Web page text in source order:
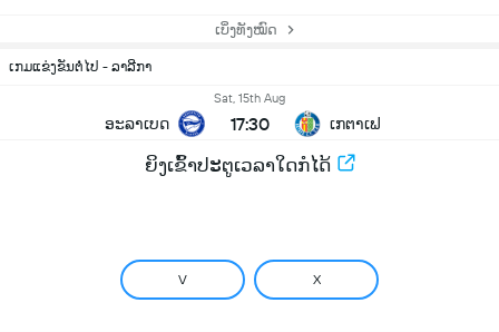
ເບິ່ງທັງໝົດ
ເກມແຂ່ງຂັນຕໍ່ໄປ - ລາລີກາ
ອະລາເບດ
Sat, 15th Aug
17:30 ເກຕາເຟ
ຍິງເຂົ້າປະຕູເວລາໃດກໍໄດ້
V X